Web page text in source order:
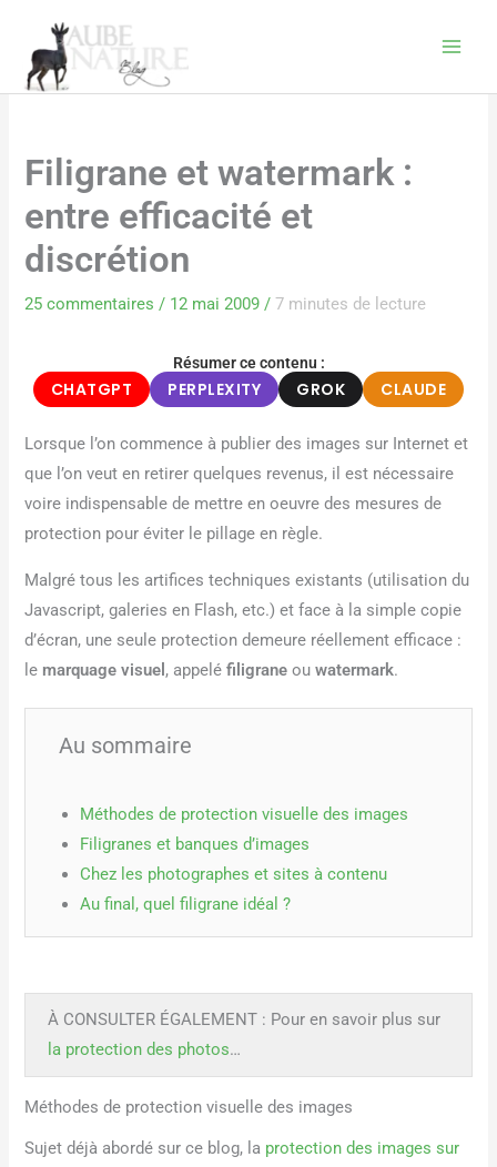
contenu
Filigrane et watermark :
entre efficacité et
discrétion
25 commentaires / 12 mai 2009/7 minutes de lecture
Résumer ce contenu :
CHATGPT PERPLEXITY GROK CLAUDE
Lorsque l’on commence à publier des images sur Internet et
que l’on veut en retirer quelques revenus, il est nécessaire
voire indispensable de mettre en oeuvre des mesures de
protection pour éviter le pillage en règle.
Malgré tous les artifices techniques existants (utilisation du
Javascript, galeries en Flash, etc.) et face à la simple copie
d’écran, une seule protection demeure réellement efficace :
le marquage visuel , appeléfiligrane ouwatermark.
Au sommaire
Méthodes de protection visuelle des images
Filigranes et banques d’images
Chez les photographes et sites à contenu
Au final, quel filigrane idéal ?
À CONSULTER ÉGALEMENT : Pour en savoir plus sur
la protection des photos…
Méthodes de protection visuelle des images
Sujet déjà abordé sur ce blog, la protection des images sur